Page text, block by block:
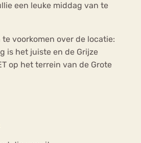
een leuke middag van te
voorkomen over de locatie:
is het juiste en de Grijze
op het terrein van de Grote